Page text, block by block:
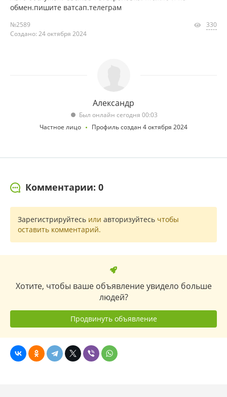
обмен.пишите ватсап.телеграм
№2589
Создано: 24 октября 2024
330
Александр
Был онлайн сегодня 00:03
Частное лицо
Профиль создан 4 октября 2024
Комментарии: 0
Зарегистрируйтесь или авторизуйтесь чтобы
оставить комментарий.
Хотите, чтобы ваше объявление увидело больше
людей?
Продвинуть объявление